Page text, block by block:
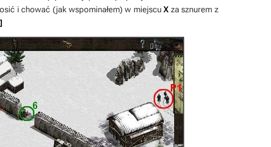
i chować (jak wspominałem) w miejscuX za sznurem z